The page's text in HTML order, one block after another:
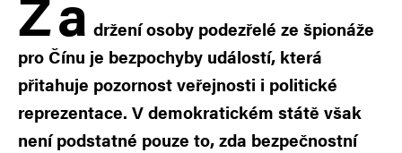
držení osoby podezřelé ze špionáže
pro Čínu je bezpochyby událostí, která
přitahuje pozornost veřejnosti i politické
reprezentace. V demokratickém státě však
není podstatné pouze to, zda bezpečnostní